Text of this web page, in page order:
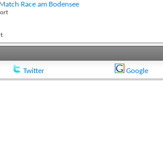
Race am Bodensee
Twitter Google